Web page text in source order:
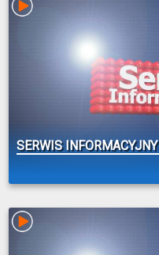
SERWIS INFORMACYJNY